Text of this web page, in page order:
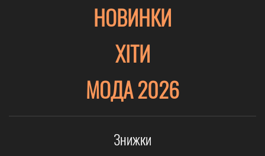
НОВИНКИ
ХІТИ
МОДА 2026
Знижки